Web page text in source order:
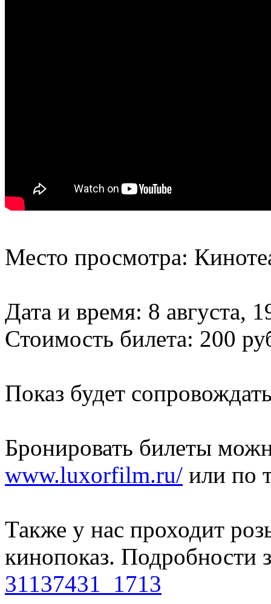
Место просмотра:
Дата и время: 8 августа,
Стоимость билета: 200
Показ будет
Бронировать билеты
www.luxorfilm.ru/ или по
Также у нас проходит
кинопоказ. Подробности
31137431_1713